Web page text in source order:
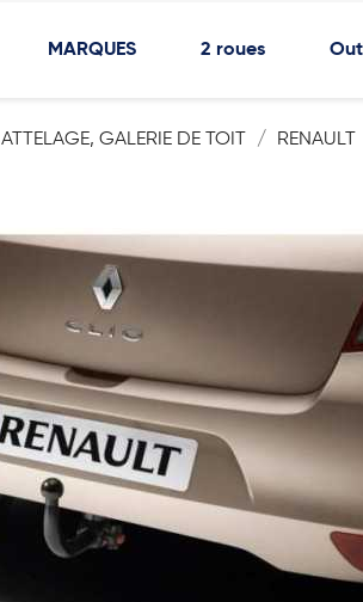
MARQUES 2 roues
ATTELAGE, GALERIE DE TOIT RENAULT